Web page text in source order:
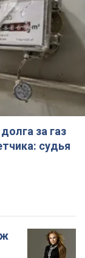
за газ
судья